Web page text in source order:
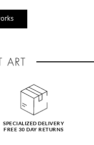
SPECIALIZED DELIVERY
FREE 30 DAY RETURNS